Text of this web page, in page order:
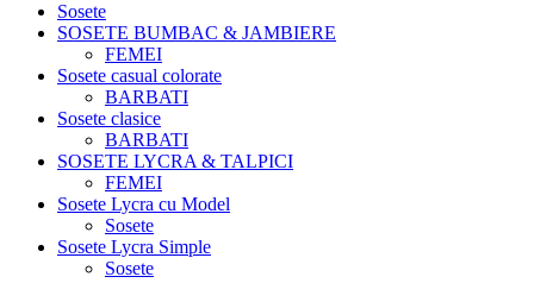
Sosete
SOSETE BUMBAC & JAMBIERE
FEMEI
Sosete casual colorate
BARBATI
Sosete clasice
BARBATI
SOSETE LYCRA & TALPICI
FEMEI
Sosete Lycra cu Model
Sosete
Sosete Lycra Simple
Sosete